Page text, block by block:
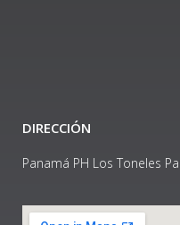
DIRECCIÓN
Panamá PH Los Toneles